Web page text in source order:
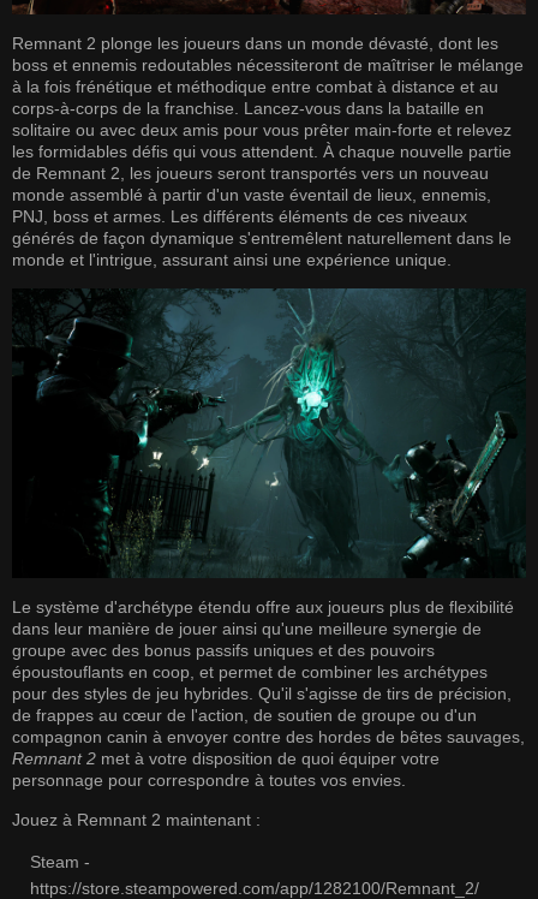
Remnant 2 plonge les joueurs dans un monde dévasté, dont les
boss et ennemis redoutables nécessiteront de maîtriser le mélange
à la fois frénétique et méthodique entre combat à distance et au
corps-à-corps de la franchise. Lancez-vous dans la bataille en
solitaire ou avec deux amis pour vous prêter main-forte et relevez
les formidables défis qui vous attendent. À chaque nouvelle partie
de Remnant 2, les joueurs seront transportés vers un nouveau
monde assemblé à partir d'un vaste éventail de lieux, ennemis,
PNJ, boss et armes. Les différents éléments de ces niveaux
générés de façon dynamique s'entremêlent naturellement dans le
monde et l'intrigue, assurant ainsi une expérience unique.
Le système d'archétype étendu offre aux joueurs plus de flexibilité
dans leur manière de jouer ainsi qu'une meilleure synergie de
groupe avec des bonus passifs uniques et des pouvoirs
époustouflants en coop, et permet de combiner les archétypes
pour des styles de jeu hybrides. Qu'il s'agisse de tirs de précision,
de frappes au cœur de l'action, de soutien de groupe ou d'un
compagnon canin à envoyer contre des hordes de bêtes sauvages,
Remnant 2 met à votre disposition de quoi équiper votre
personnage pour correspondre à toutes vos envies.
Jouez à Remnant 2 maintenant :
Steam -
https://store.steampowered.com/app/1282100/Remnant_2/